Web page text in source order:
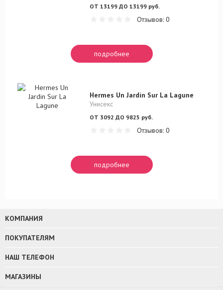
ОТ 13199 ДО 13199 руб.
Отзывов: 0
подробнее
Hermes Un Jardin Sur La Lagune
Унисекс
ОТ 3092 ДО 9825 руб.
Отзывов: 0
подробнее
КОМПАНИЯ
ПОКУПАТЕЛЯМ
НАШ ТЕЛЕФОН
МАГАЗИНЫ